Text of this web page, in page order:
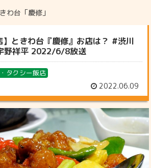
わ台「慶修」
】ときわ台『慶修』お店は？ #渋川
野祥平 2022/6/8放送
タクシー飯店
2022.06.09